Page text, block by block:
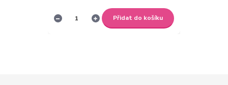
Přidat do košíku